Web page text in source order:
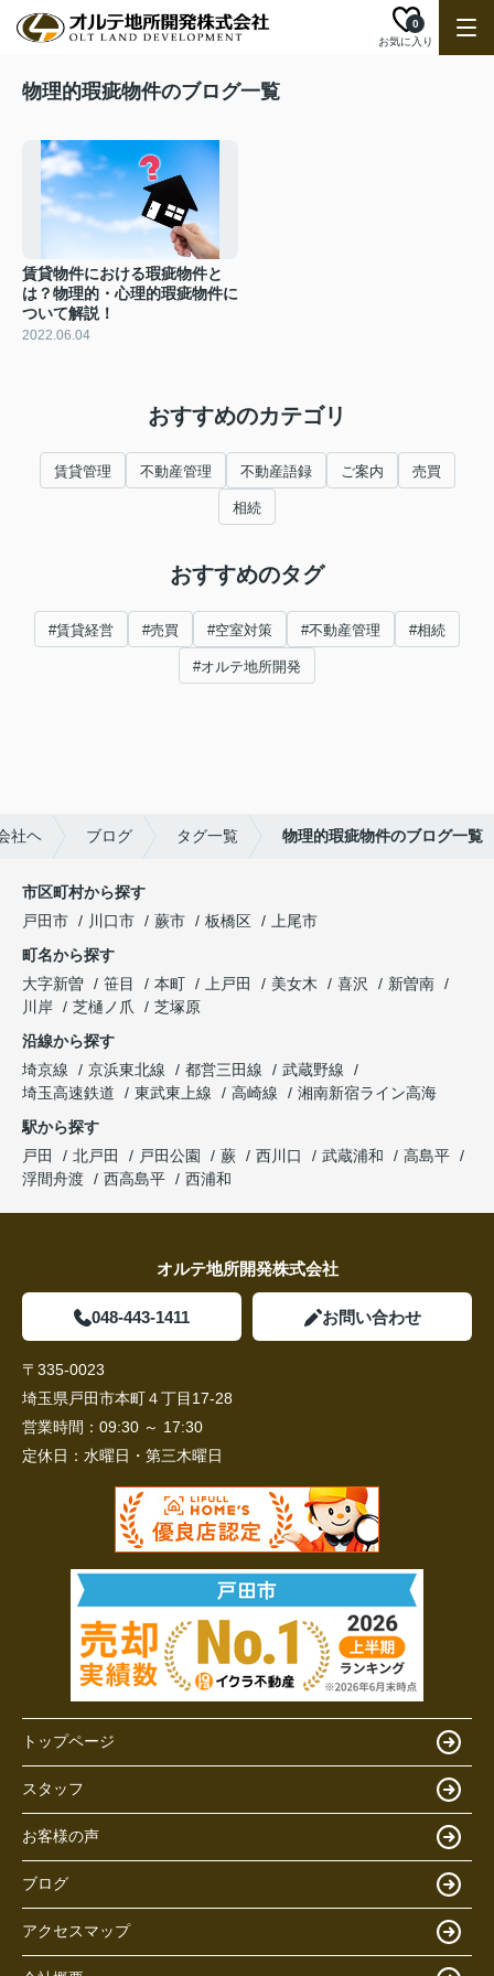
お気に入り
0
物理的瑕疵物件のブログ一覧
賃貸物件における瑕疵物件と
は？物理的・心理的瑕疵物件に
ついて解説！
2022.06.04
おすすめのカテゴリ
賃貸管理 不動産管理 不動産語録 ご案内 売買
相続
おすすめのタグ
#賃貸経営 #売買 #空室対策 #不動産管理 #相続
#オルテ地所開発
社ヘ ブログ タグ一覧 物理的瑕疵物件のブログ一覧
市区町村から探す
戸田市
川口市 蕨市 板橋区
上尾市
町名から探す
大字新曽
笹目 本町 上戸田 美女木 喜沢
新曽南
川岸
芝樋ノ爪
芝塚原
沿線から探す
埼京線
京浜東北線 都営三田線
武蔵野線
埼玉高速鉄道
東武東上線 高崎線
湘南新宿ライン高海
駅から探す
戸田
北戸田 戸田公園 蕨 西川口 武蔵浦和
高島平
浮間舟渡
西高島平 西浦和
オルテ地所開発株式会社
048-443-1411 お問い合わせ
〒335-0023
埼玉県戸田市本町４丁目17-28
営業時間： 09:30 ～ 17:30
定休日： 水曜日・第三木曜日
トップページ
スタッフ
お客様の声
ブログ
アクセスマップ